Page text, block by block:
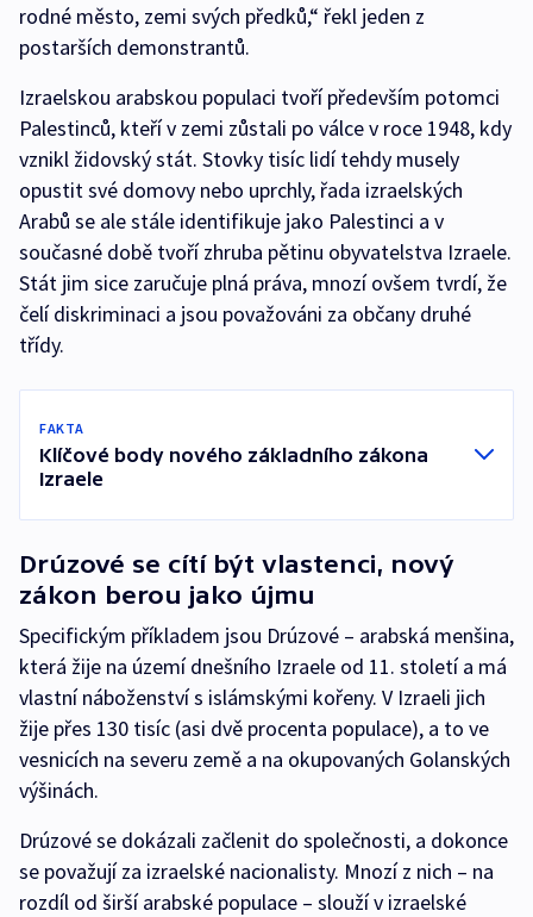
rodné město, zemi svých předků,“ řekl jeden z
postarších demonstrantů.
Izraelskou arabskou populaci tvoří především potomci
Palestinců, kteří v zemi zůstali po válce v roce 1948, kdy
vznikl židovský stát. Stovky tisíc lidí tehdy musely
opustit své domovy nebo uprchly, řada izraelských
Arabů se ale stále identifikuje jako Palestinci a v
současné době tvoří zhruba pětinu obyvatelstva Izraele.
Stát jim sice zaručuje plná práva, mnozí ovšem tvrdí, že
čelí diskriminaci a jsou považováni za občany druhé
třídy.
FAKTA
Klíčové body nového základního zákona
Izraele
Drúzové se cítí být vlastenci, nový
zákon berou jako újmu
Specifickým příkladem jsou Drúzové – arabská menšina,
která žije na území dnešního Izraele od 11. století a má
vlastní náboženství s islámskými kořeny. V Izraeli jich
žije přes 130 tisíc (asi dvě procenta populace), a to ve
vesnicích na severu země a na okupovaných Golanských
výšinách.
Drúzové se dokázali začlenit do společnosti, a dokonce
se považují za izraelské nacionalisty. Mnozí z nich – na
rozdíl od širší arabské populace – slouží v izraelské